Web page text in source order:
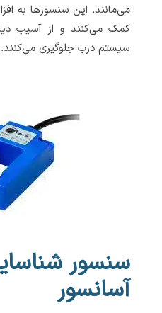
می‌مانند. این سنسورها به
کمک می‌کنند و از آسیب
سیستم درب جلوگیری می‌کنند.
سنسور
آسانسور